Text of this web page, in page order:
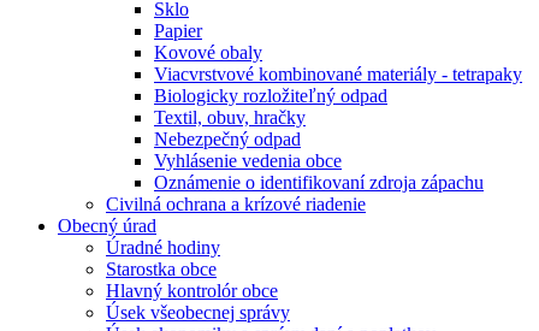
Sklo
Papier
Kovové obaly
Viacvrstvové kombinované materiály - tetrapaky
Biologicky rozložiteľný odpad
Textil, obuv, hračky
Nebezpečný odpad
Vyhlásenie vedenia obce
Oznámenie o identifikovaní zdroja zápachu
Civilná ochrana a krízové riadenie
Obecný úrad
Úradné hodiny
Starostka obce
Hlavný kontrolór obce
Úsek všeobecnej správy